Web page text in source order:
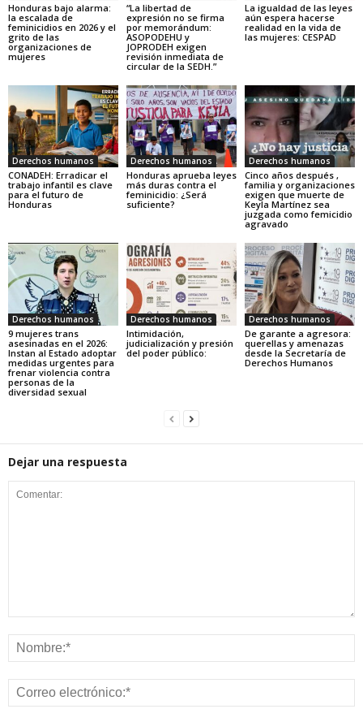
Honduras bajo alarma:
la escalada de
feminicidios en 2026 y el
grito de las
organizaciones de
mujeres
“La libertad de
expresión no se firma
por memorándum:
ASOPODEHU y
JOPRODEH exigen
revisión inmediata de
circular de la SEDH.”
La igualdad de las leyes
aún espera hacerse
realidad en la vida de
las mujeres: CESPAD
Derechos humanos
CONADEH: Erradicar el
trabajo infantil es clave
para el futuro de
Honduras
Derechos humanos
Honduras aprueba leyes
más duras contra el
feminicidio: ¿Será
suficiente?
Derechos humanos
Cinco años después ,
familia y organizaciones
exigen que muerte de
Keyla Martínez sea
juzgada como femicidio
agravado
Derechos humanos
9 mujeres trans
asesinadas en el 2026:
Instan al Estado adoptar
medidas urgentes para
frenar violencia contra
personas de la
diversidad sexual
Derechos humanos
Intimidación,
judicialización y presión
del poder público:
Derechos humanos
De garante a agresora:
querellas y amenazas
desde la Secretaría de
Derechos Humanos
Dejar una respuesta